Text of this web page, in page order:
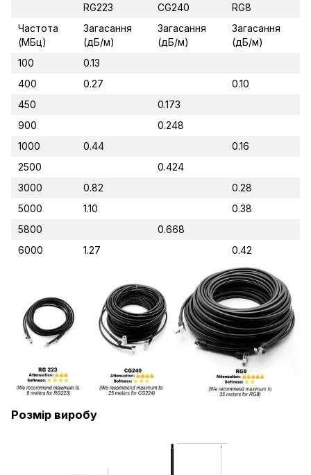
RG223 CG240
RG8
Частота
(МБц)
Загасання
(дБ/м)
Загасання
(дБ/м)
Загасання
(дБ/м)
100
0.13
400
0.27
0.10
450
0.173
900
0.248
1000
0.44
0.16
2500
0.424
3000
0.82
0.28
5000
1.10
0.38
5800
0.668
6000
1.27 0.42
Розмір виробу